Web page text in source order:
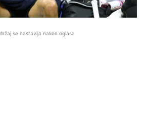
se nastavlja nakon oglasa